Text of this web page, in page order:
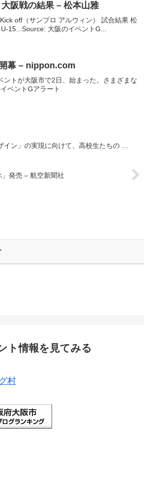
大阪戦の結果 – 松本山雅
off（サンプロ アルウィン） 試合結果 松
15...Source: 大阪のイベントG...
幕 – nippon.com
トが大阪市で2日、始まった。さまざまな
ベントGアラート
イン」の実現に向けて、高校生たちの …
発売 – 航空新聞社
ト情報を見てみる
村